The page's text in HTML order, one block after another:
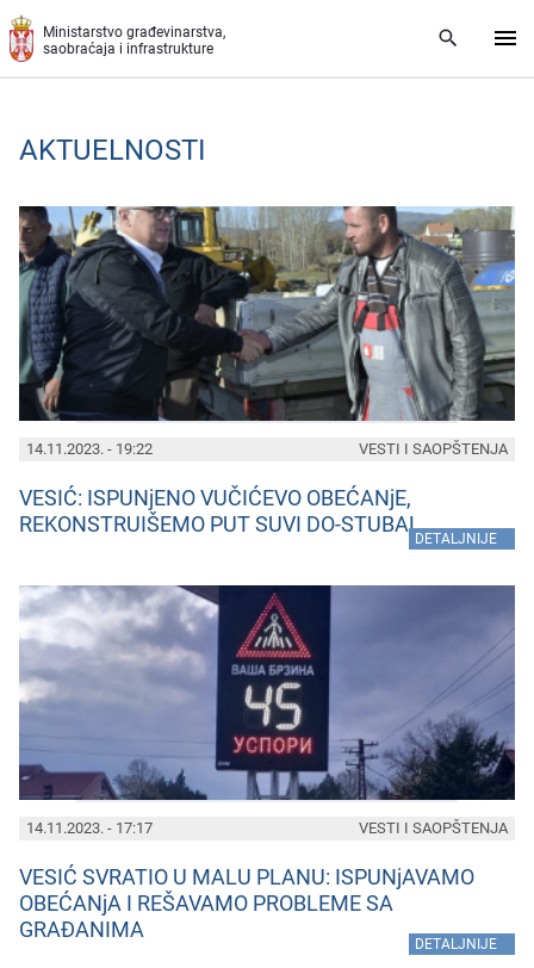
Preskoči na glavni deo sadržaja
Ministarstvo građevinarstva,
saobraćaja i infrastrukture
AKTUELNOSTI
14.11.2023. - 19:22
VESIĆ: ISPUNjENO VUČIĆEVO OBEĆANjE,
REKONSTRUIŠEMO PUT SUVI DO-STUBAL
DETALJNIJE
VESTI I SAOPŠTENJA
14.11.2023. - 17:17
VESIĆ SVRATIO U MALU PLANU: ISPUNjAVAMO
OBEĆANjA I REŠAVAMO PROBLEME SA
GRAĐANIMA
DETALJNIJE
VESTI I SAOPŠTENJA
PAGES